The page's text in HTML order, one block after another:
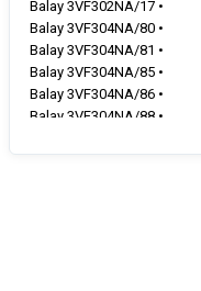
Balay 3VF302NA/17 •
Balay 3VF304NA/80 •
Balay 3VF304NA/81 •
Balay 3VF304NA/85 •
Balay 3VF304NA/86 •
Balay 3VF304NA/88 •
Balay 3VF304NA/97 •